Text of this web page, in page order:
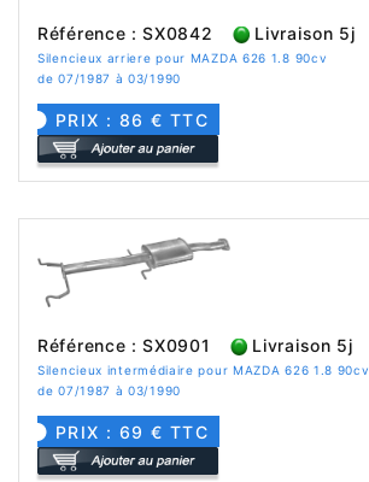
Référence : SX0842 Livraison 5j
Silencieux arriere pour MAZDA 626 1.8 90cv
de 07/1987 à 03/1990
PRIX : 86 € TTC
Référence : SX0901 Livraison 5j
Silencieux intermédiaire pour MAZDA 626 1.8 90cv
de 07/1987 à 03/1990
PRIX : 69 € TTC